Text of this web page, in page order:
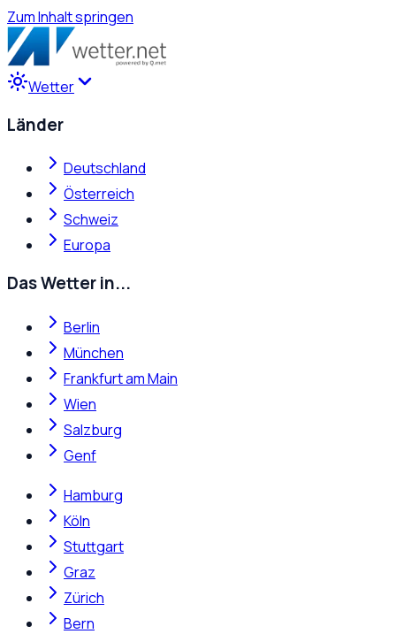
Zum Inhalt springen
Wetter
Länder
Deutschland
Österreich
Schweiz
Europa
Das Wetter in...
Berlin
München
Frankfurt am Main
Wien
Salzburg
Genf
Hamburg
Köln
Stuttgart
Graz
Zürich
Bern